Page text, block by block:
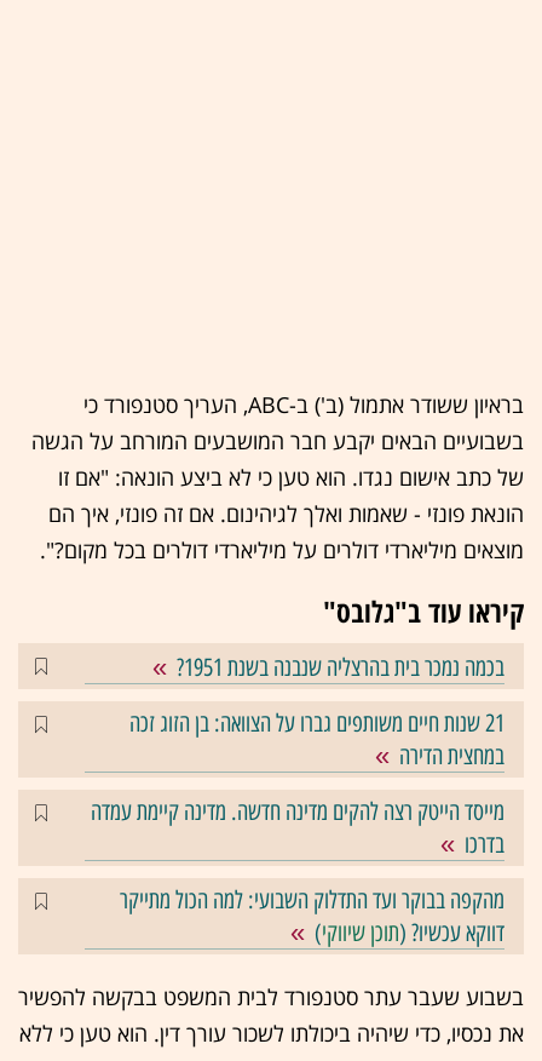
בראיון ששודר אתמול (ב') ב-ABC, העריך סטנפורד כי
בשבועיים הבאים יקבע חבר המושבעים המורחב על הגשה
של כתב אישום נגדו. הוא טען כי לא ביצע הונאה: "אם זו
הונאת פונזי - שאמות ואלך לגיהינום. אם זה פונזי, איך הם
מוצאים מיליארדי דולרים על מיליארדי דולרים בכל מקום?".
קיראו עוד ב"גלובס"
בכמה נמכר בית בהרצליה שנבנה בשנת 1951?
21 שנות חיים משותפים גברו על הצוואה: בן הזוג זכה
במחצית הדירה
מייסד הייטק רצה להקים מדינה חדשה. מדינה קיימת עמדה
בדרכו
מהקפה בבוקר ועד התדלוק השבועי: למה הכול מתייקר
דווקא עכשיו? (תוכן שיווקי)
בשבוע שעבר עתר סטנפורד לבית המשפט בבקשה להפשיר
את נכסיו, כדי שיהיה ביכולתו לשכור עורך דין. הוא טען כי ללא